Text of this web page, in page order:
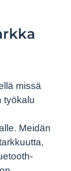
missä
työkalu
Meidän